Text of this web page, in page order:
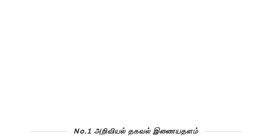
No.1 அறிவியல் தகவல் இணையதளம்